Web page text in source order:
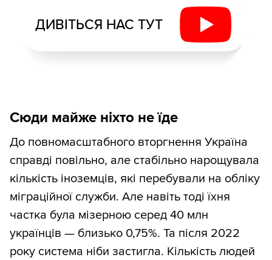
ДИВІТЬСЯ НАС ТУТ
Сюди майже ніхто не їде
До повномасштабного вторгнення Україна
справді повільно, але стабільно нарощувала
кількість іноземців, які перебували на обліку
міграційної служби. Але навіть тоді їхня
частка була мізерною серед 40 млн
українців — близько 0,75%. Та після 2022
року система ніби застигла. Кількість людей